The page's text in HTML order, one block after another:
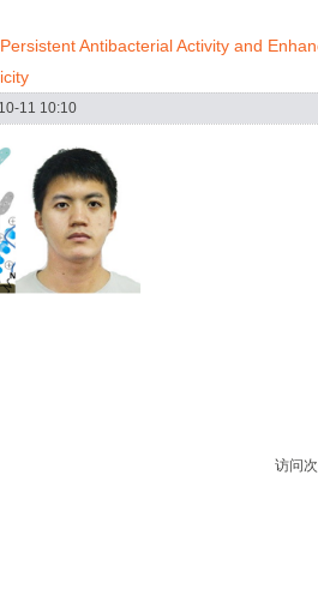
Antibacterial Activity and
11 10:10
访问